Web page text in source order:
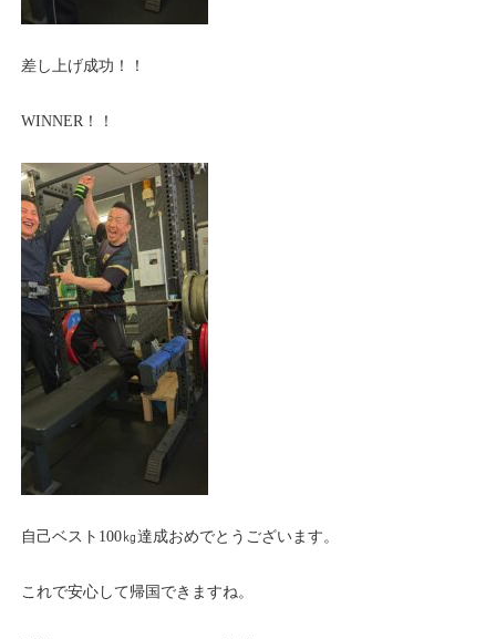
差し上げ成功！！
WINNER！！
自己ベスト100㎏達成おめでとうございます。
これで安心して帰国できますね。